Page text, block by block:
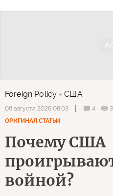
Foreign Policy США
08 августа 2026 08:03 4
ОРИГИНАЛ СТАТЬИ
Почему США
войной?